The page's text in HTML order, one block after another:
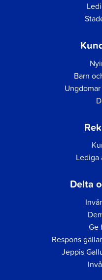
Barn
Lediga
Delta
Ge
Respons
Jeppis